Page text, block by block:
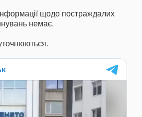
щодо постраждалих
немає.